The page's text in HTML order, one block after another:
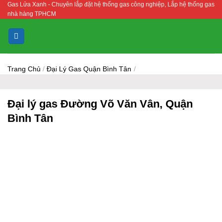
Bỏ
qua
nội
dung
Gas Lửa Xanh - Chuyên lắp đặt hệ thống gas công nghiệp, Lắp hệ thống gas
nhà hàng TPHCM
Trang Chủ / Đại Lý Gas Quận Bình Tân /
Đại lý gas Đường Võ Văn Vân, Quận
Bình Tân